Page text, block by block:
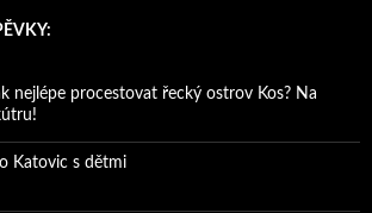
nejlépe procestovat řecký ostrov Kos? Na
Katovic s dětmi